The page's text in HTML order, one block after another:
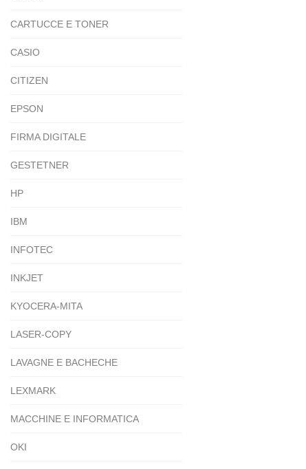
CARTUCCE E TONER
CASIO
CITIZEN
EPSON
FIRMA DIGITALE
GESTETNER
HP
IBM
INFOTEC
INKJET
KYOCERA-MITA
LASER-COPY
LAVAGNE E BACHECHE
LEXMARK
MACCHINE E INFORMATICA
OKI